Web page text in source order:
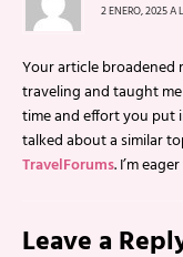
2 ENERO, 2025 A
Your article broadened
traveling and taught
time and effort you put
talked about a similar
TravelForums. I’m
Leave a